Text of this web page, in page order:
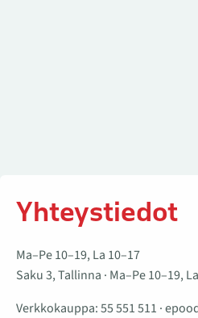
Yhteystiedot
Ma–Pe 10–19, La 10–17
Saku 3, Tallinna · Ma–Pe 10–19,
Verkkokauppa:55 551 511 ·